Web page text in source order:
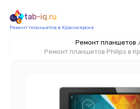
tab-iq.ru
Ремонт планшетов в Красноярске
Ремонт планшетов
Ремонт планшетов Philips в